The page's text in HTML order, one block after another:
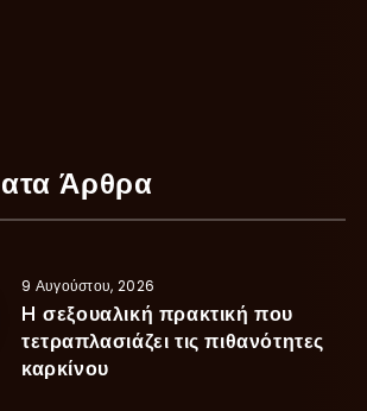
Άρθρα
9 Αυγούστου, 2026
H σεξουαλική πρακτική που
τετραπλασιάζει τις πιθανότητες
καρκίνου